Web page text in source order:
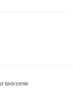
tworzenie